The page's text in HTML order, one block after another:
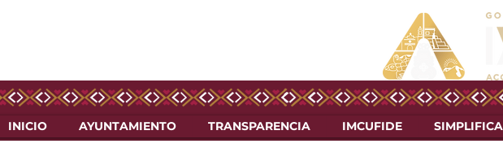
INICIO AYUNTAMIENTO TRANSPARENCIA IMCUFIDE